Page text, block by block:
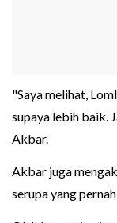
"Saya melihat,
supaya lebih baik.
Akbar.
Akbar juga
serupa yang